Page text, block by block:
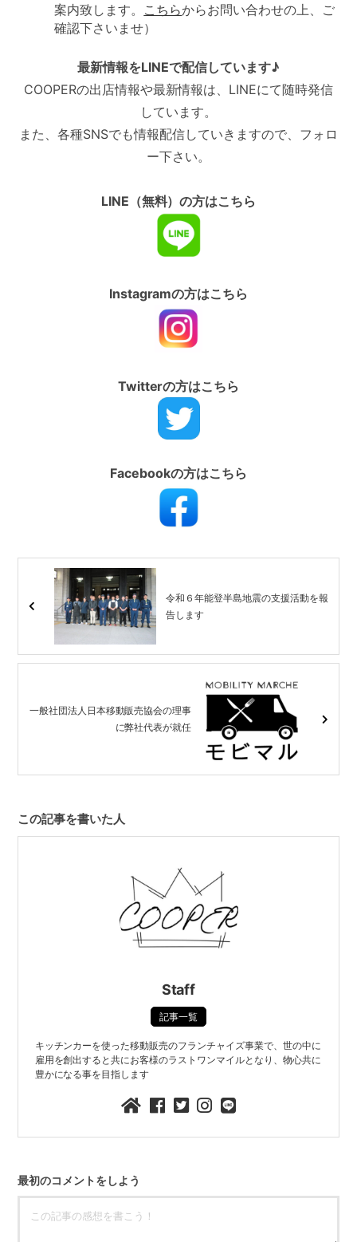
案内致します。 こちらからお問い合わせの上、ご
確認下さいませ）
最新情報をLINEで配信しています♪
COOPERの出店情報や最新情報は、LINEにて随時発信
しています。
また、各種SNSでも情報配信していきますので、フォロ
ー下さい。
LINE（無料）の方はこちら
Instagramの方はこちら
Twitterの方はこちら
Facebookの方はこちら
令和６年能登半島地震の支援活動を報
告します
一般社団法人日本移動販売協会の理事
に弊社代表が就任
この記事を書いた人
Staff
記事一覧
キッチンカーを使った移動販売のフランチャイズ事業で、世の中に
雇用を創出すると共にお客様のラストワンマイルとなり、物心共に
豊かになる事を目指します
最初のコメントをしよう